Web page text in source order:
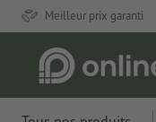
Meilleur prix garanti